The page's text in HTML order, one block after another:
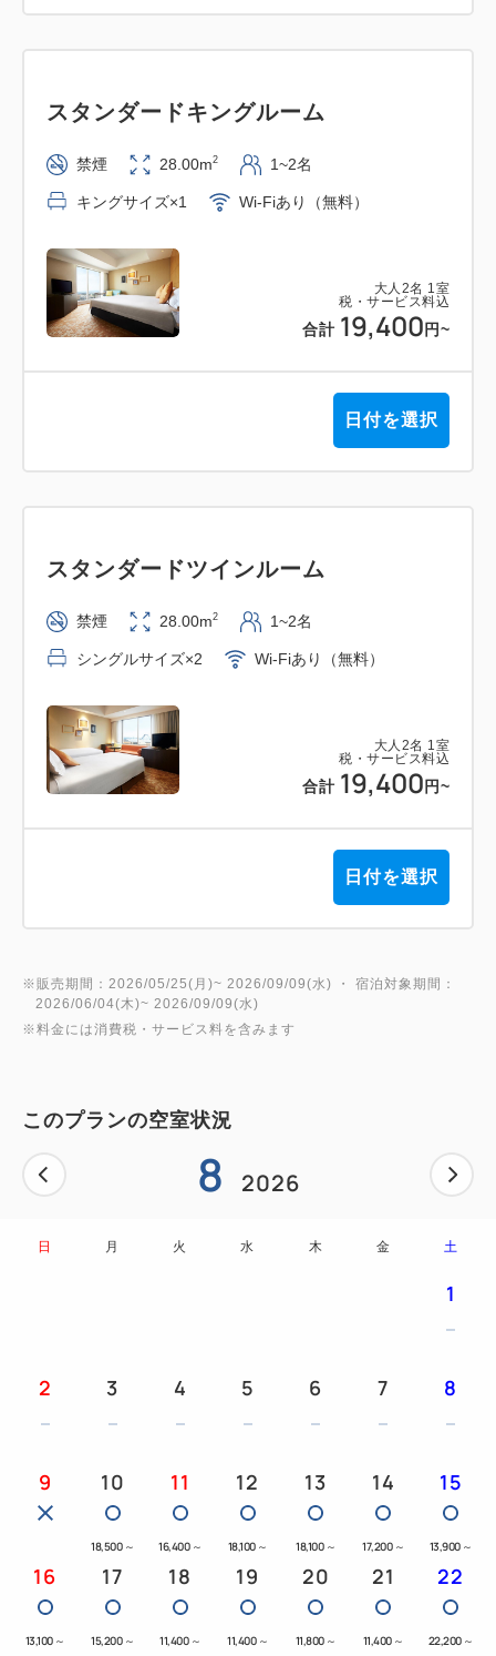
大人 2名 1室
税・サービス料込
合計 19,400 円~
スタンダードキングルーム
禁煙 28.00m2 1~2名
キングサイズ×1 Wi-Fiあり（無料）
日付を選択
大人 2名 1室
税・サービス料込
合計 19,400 円~
スタンダードツインルーム
禁煙 28.00m2 1~2名
シングルサイズ×2 Wi-Fiあり（無料）
日付を選択
※販売期間：2026/05/25(月)~ 2026/09/09(水) ・ 宿泊対象期間：
2026/06/04(木)~ 2026/09/09(水)
※料金には消費税・サービス料を含みます
このプランの空室状況
8 2026
日 月 火 水 木 金 土
1
2 3 4 5 6 7 8
9 10
18,500 ～
11
16,400 ～
12
18,100 ～
13
18,100 ～
14
17,200 ～
15
13,900 ～
16
13,100 ～
17
15,200 ～
18
11,400 ～
19
11,400 ～
20
11,800 ～
21
11,400 ～
22
22,200 ～